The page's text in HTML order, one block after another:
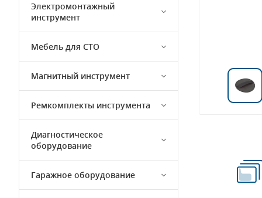
Электромонтажный
инструмент
Мебель для СТО
Магнитный инструмент
Ремкомплекты инструмента
Диагностическое
оборудование
Гаражное оборудование